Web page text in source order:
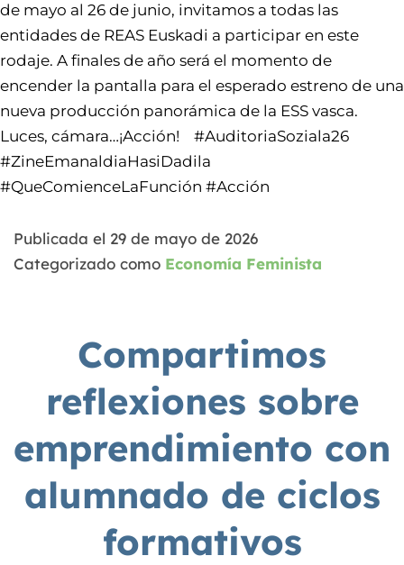
de mayo al 26 de junio, invitamos a todas las
entidades de REAS Euskadi a participar en este
rodaje. A finales de año será el momento de
encender la pantalla para el esperado estreno de una
nueva producción panorámica de la ESS vasca.
Luces, cámara…¡Acción! #AuditoriaSoziala26
#ZineEmanaldiaHasiDadila
#QueComienceLaFunción #Acción
Publicada el 29 de mayo de 2026
Categorizado como Economía Feminista
Compartimos
reflexiones sobre
emprendimiento con
alumnado de ciclos
formativos